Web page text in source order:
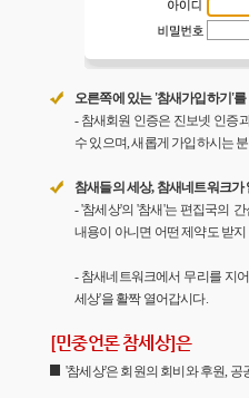
오른쪽에 있는 '참새가입하기'
- 참새회원 인증은 진보넷 인증
수 있으며, 새롭게 가입하시는
참새들의 세상, 참새네트워크
- '참세상'의 '참새'는 편집국의
내용이 아니면 어떤 제약도 받지
- 참새네트워크에서 무리를 지
세상'을 활짝 열어갑시다.
[민중언론 참세상]은
'참세상'은 회원의 회비와 후원,